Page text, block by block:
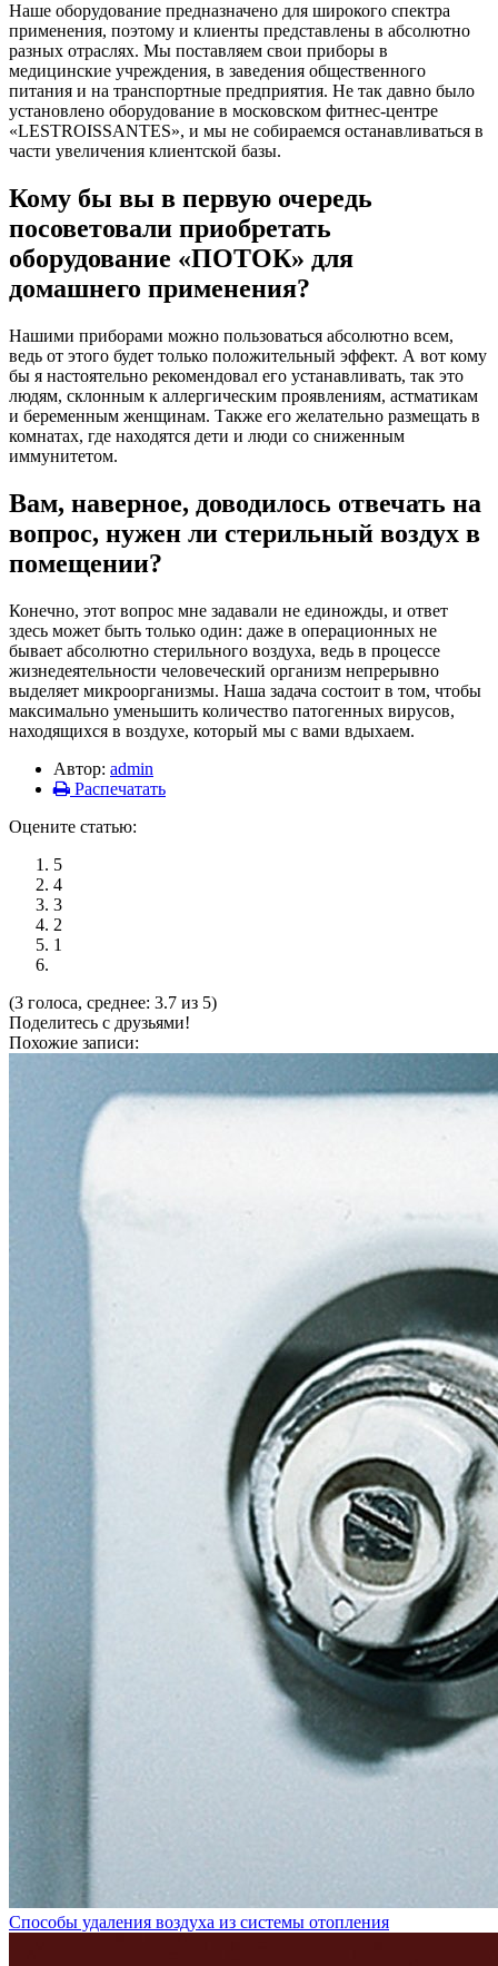
Наше оборудование предназначено для широкого спектра
применения, поэтому и клиенты представлены в абсолютно
разных отраслях. Мы поставляем свои приборы в
медицинские учреждения, в заведения общественного
питания и на транспортные предприятия. Не так давно было
установлено оборудование в московском фитнес-центре
«LESTROISSANTES», и мы не собираемся останавливаться в
части увеличения клиентской базы.
Кому бы вы в первую очередь
посоветовали приобретать
оборудование «ПОТОК» для
домашнего применения?
Нашими приборами можно пользоваться абсолютно всем,
ведь от этого будет только положительный эффект. А вот кому
бы я настоятельно рекомендовал его устанавливать, так это
людям, склонным к аллергическим проявлениям, астматикам
и беременным женщинам. Также его желательно размещать в
комнатах, где находятся дети и люди со сниженным
иммунитетом.
Вам, наверное, доводилось отвечать на
вопрос, нужен ли стерильный воздух в
помещении?
Конечно, этот вопрос мне задавали не единожды, и ответ
здесь может быть только один: даже в операционных не
бывает абсолютно стерильного воздуха, ведь в процессе
жизнедеятельности человеческий организм непрерывно
выделяет микроорганизмы. Наша задача состоит в том, чтобы
максимально уменьшить количество патогенных вирусов,
находящихся в воздухе, который мы с вами вдыхаем.
Автор: admin
Распечатать
Оцените статью:
5
4
3
2
1
(3 голоса, среднее: 3.7 из 5)
Поделитесь с друзьями!
Похожие записи:
Способы удаления воздуха из системы отопления